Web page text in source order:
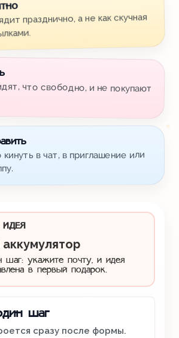
празднично, а не как скучная
что свободно, и не покупают
в чат, в приглашение или
шаг: укажите почту, и идея
в первый подарок.
шаг
сразу после формы.